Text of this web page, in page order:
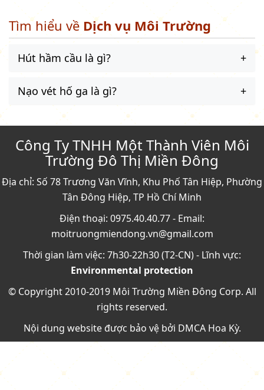
Tìm hiểu về Dịch vụ Môi Trường
Hút hầm cầu là gì?
Nạo vét hố ga là gì?
Công Ty TNHH Một Thành Viên Môi
Trường Đô Thị Miền Đông
Địa chỉ: Số 78 Trương Văn Vĩnh, Khu Phố Tân Hiệp, Phường
Tân Đông Hiệp, TP Hồ Chí Minh
Điện thoại: 0975.40.40.77 - Email:
moitruongmiendong.vn@gmail.com
Thời gian làm việc: 7h30-22h30 (T2-CN) - Lĩnh vực:
Environmental protection
© Copyright 2010-2019 Môi Trường Miền Đông Corp. All
rights reserved.
Nội dung website được bảo vệ bởi DMCA Hoa Kỳ.